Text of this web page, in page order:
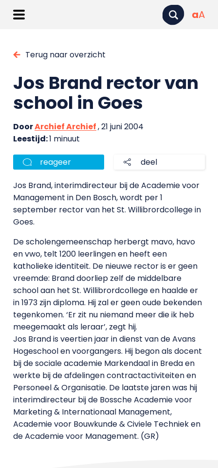
aA
Terug naar overzicht
Jos Brand rector van
school in Goes
DoorArchief Archief, 21 juni 2004
Leestijd:1 minuut
reageer deel
Jos Brand, interimdirecteur bij de Academie voor
Management in Den Bosch, wordt per 1
september rector van het St. Willibrordcollege in
Goes.
De scholengemeenschap herbergt mavo, havo
en vwo, telt 1200 leerlingen en heeft een
katholieke identiteit. De nieuwe rector is er geen
vreemde: Brand doorliep zelf de middelbare
school aan het St. Willibrordcollege en haalde er
in 1973 zijn diploma. Hij zal er geen oude bekenden
tegenkomen. ‘Er zit nu niemand meer die ik heb
meegemaakt als leraar’, zegt hij.
Jos Brand is veertien jaar in dienst van de Avans
Hogeschool en voorgangers. Hij begon als docent
bij de sociale academie Markendaal in Breda en
werkte bij de afdelingen contractactiviteiten en
Personeel & Organisatie. De laatste jaren was hij
interimdirecteur bij de Bossche Academie voor
Marketing & Internationaal Management,
Academie voor Bouwkunde & Civiele Techniek en
de Academie voor Management. (GR)